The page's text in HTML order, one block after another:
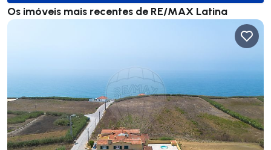
Os imóveis mais recentes de RE/MAX Latina